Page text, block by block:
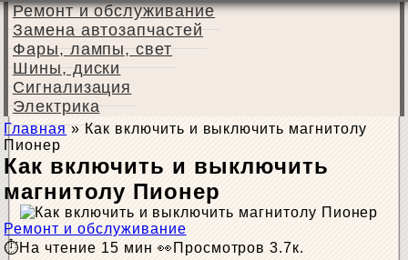
Ремонт и обслуживание
Замена автозапчастей
Фары, лампы, свет
Шины, диски
Сигнализация
Электрика
Главная»Как включить и выключить магнитолу
Пионер
Как включить и выключить
магнитолу Пионер
Ремонт и обслуживание
На чтение 15 мин Просмотров 3.7к.